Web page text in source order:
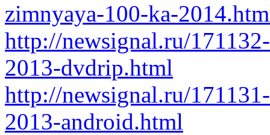
zimnyaya-100-ka-
http://newsignal.ru/
2013-dvdrip.html
http://newsignal.ru/
2013-android.html